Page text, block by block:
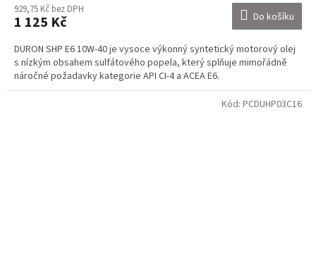
929,75 Kč bez DPH
1 125 Kč Do košíku
DURON SHP E6 10W-40 je vysoce výkonný syntetický motorový olej
s nízkým obsahem sulfátového popela, který splňuje mimořádně
náročné požadavky kategorie API CI-4 a ACEA E6.
Kód: PCDUHP03C16